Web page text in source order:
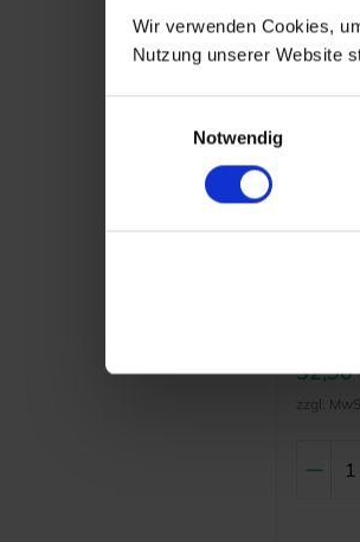
Wir verwenden Cookies,
Nutzung unserer Website
Notwendig
32,90
zzgl.